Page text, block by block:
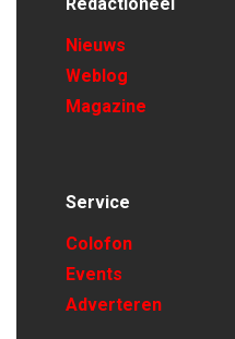
Nieuws
Weblog
Magazine
Service
Colofon
Events
Adverteren